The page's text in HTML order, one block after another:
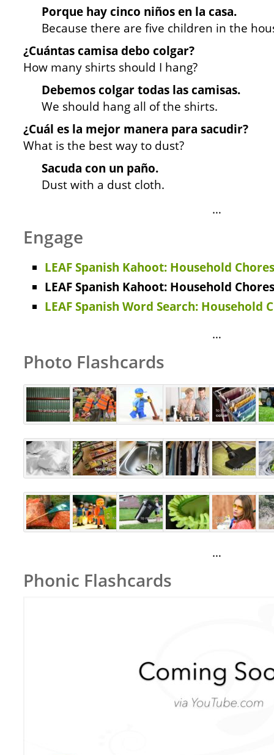
Porque hay cinco niños en la casa.
Because there are five children in the
¿Cuántas camisa debo colgar?
How many shirts should I hang?
Debemos colgar todas las camisas.
We should hang all of the shirts.
¿Cuál es la mejor manera para sacudir?
What is the best way to dust?
Sacuda con un paño.
Dust with a dust cloth.
…
Engage
LEAF Spanish Kahoot: Household
LEAF Spanish Kahoot: Household
LEAF Spanish Word Search: Household
…
Photo Flashcards
…
Phonic Flashcards